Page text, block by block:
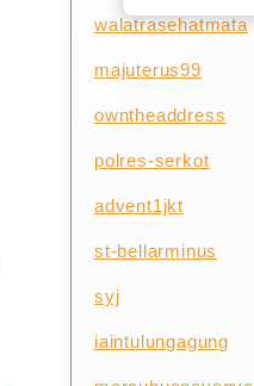
walatrasehatmata
majuterus99
owntheaddress
polres-serkot
advent1jkt
st-bellarminus
syj
iaintulungagung